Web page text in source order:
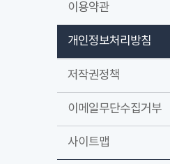
이용약관
개인정보처리방침
저작권정책
이메일무단수집거부
사이트맵